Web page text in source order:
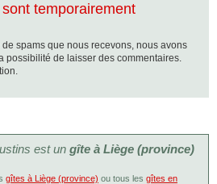
temporairement
spams que nous recevons, nous avons
possibilité de laisser des commentaires.
est un gîte à Liège (province)
gîtes à Liège (province) ou tous les gîtes en